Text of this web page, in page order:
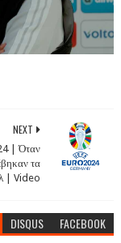
NEXT
| Όταν
τα
| Video
DISQUS FACEBOOK